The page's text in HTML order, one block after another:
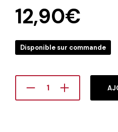
12,90€
Disponible sur commande